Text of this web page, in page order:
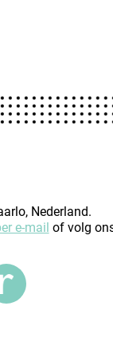
Nederland.
e-mail of volg